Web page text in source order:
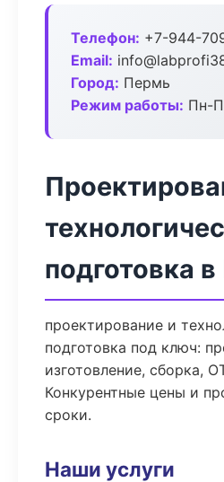
Телефон: +7-944-
Email:
Город: Пермь
Режим работы: Пн-
подготовка
проектирование и
подготовка под ключ:
изготовление, сборка,
Конкурентные цены и
сроки.
Наши услуги